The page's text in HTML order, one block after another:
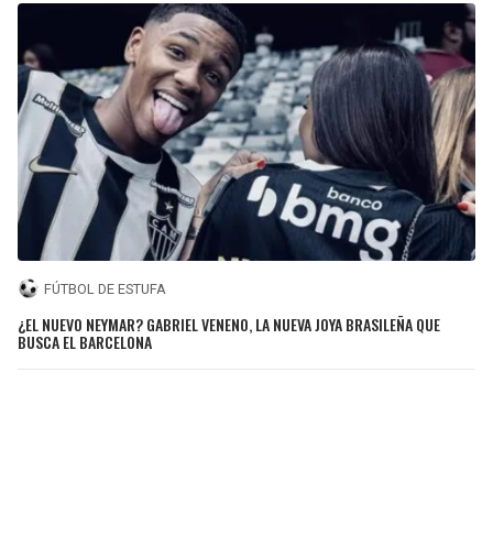
FÚTBOL DE ESTUFA
¿EL NUEVO NEYMAR? GABRIEL VENENO, LA NUEVA JOYA BRASILEÑA QUE
BUSCA EL BARCELONA